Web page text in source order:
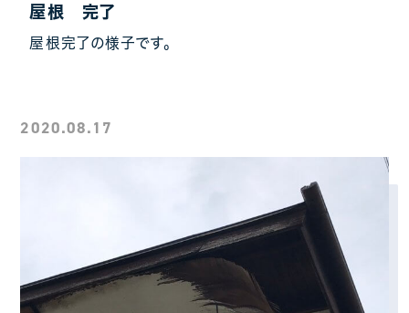
屋根 完了
屋根完了の様子です。
2020.08.17